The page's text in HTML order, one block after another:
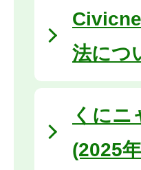
法につ
くにニ
(2025